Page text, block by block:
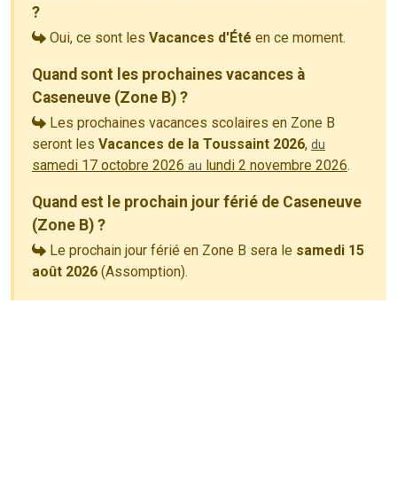
?
Oui, ce sont les Vacances d'Été en ce moment.
Quand sont les prochaines vacances à
Caseneuve (Zone B) ?
Les prochaines vacances scolaires en Zone B
seront les Vacances de la Toussaint 2026, du
samedi 17 octobre 2026 au lundi 2 novembre 2026.
Quand est le prochain jour férié de Caseneuve
(Zone B) ?
Le prochain jour férié en Zone B sera le samedi 15
août 2026 (Assomption).